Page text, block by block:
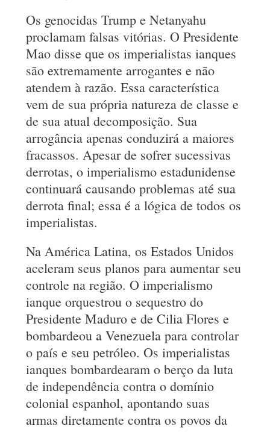
Os genocidas Trump e Netanyahu
proclamam falsas vitórias. O Presidente
Mao disse que os imperialistas ianques
são extremamente arrogantes e não
atendem à razão. Essa característica
vem de sua própria natureza de classe e
de sua atual decomposição. Sua
arrogância apenas conduzirá a maiores
fracassos. Apesar de sofrer sucessivas
derrotas, o imperialismo estadunidense
continuará causando problemas até sua
derrota final; essa é a lógica de todos os
imperialistas.
Na América Latina, os Estados Unidos
aceleram seus planos para aumentar seu
controle na região. O imperialismo
ianque orquestrou o sequestro do
Presidente Maduro e de Cilia Flores e
bombardeou a Venezuela para controlar
o país e seu petróleo. Os imperialistas
ianques bombardearam o berço da luta
de independência contra o domínio
colonial espanhol, apontando suas
armas diretamente contra os povos da